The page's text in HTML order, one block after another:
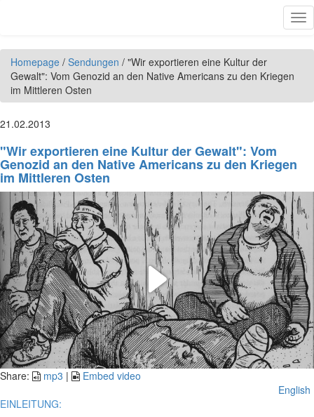
Homepage / Sendungen / "Wir exportieren eine Kultur der
Gewalt": Vom Genozid an den Native Americans zu den Kriegen
im Mittleren Osten
21.02.2013
"Wir exportieren eine Kultur der Gewalt": Vom
Genozid an den Native Americans zu den Kriegen
im Mittleren Osten
Play
Video
Share: mp3 |
Embed video
English
EINLEITUNG: